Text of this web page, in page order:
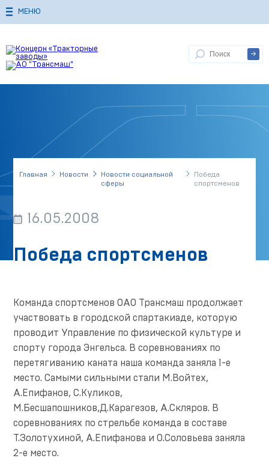
МЕНЮ
Главная Новости
Новости социальной
сферы
Победа
спортсменов
16.05.2008
Победа спортсменов
Команда спортсменов ОАО Трансмаш продолжает
участвовать в городской спартакиаде, которую
проводит Управление по физической культуре и
спорту города Энгельса. В соревнованиях по
перетягиванию каната наша команда заняла 1-е
место. Самыми сильными стали М.Войтех,
А.Епифанов, С.Куликов,
М.Бесшапошников,Д.Карагезов, А.Скляров. В
соревнованиях по стрельбе команда в составе
Т.Золотухиной, А.Епифанова и О.Соловьева заняла
2-е место.